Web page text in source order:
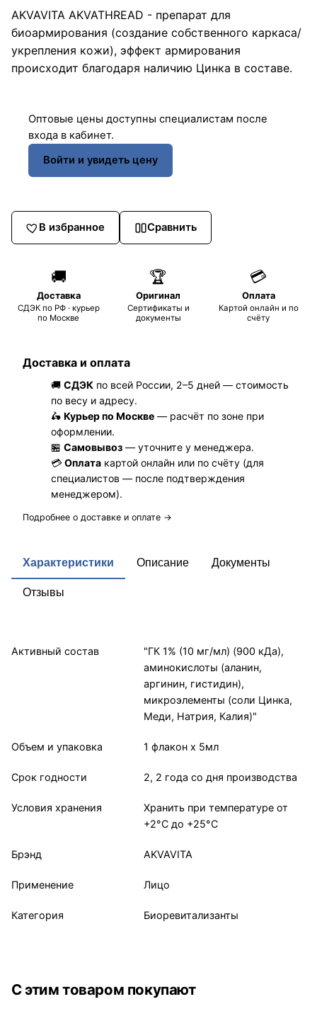
AKVAVITA AKVATHREAD - препарат для
биоармирования (создание собственного каркаса/
укрепления кожи), эффект армирования
происходит благодаря наличию Цинка в составе.
Оптовые цены доступны специалистам после
входа в кабинет.
Войти и увидеть цену
В избранное Сравнить
🚚
Доставка
СДЭК по РФ · курьер
по Москве
🏆
Оригинал
Сертификаты и
документы
💳
Оплата
Картой онлайн и по
счёту
Доставка и оплата
🚚 СДЭК по всей России, 2–5 дней — стоимость
по весу и адресу.
🛵 Курьер по Москве — расчёт по зоне при
оформлении.
🏪 Самовывоз — уточните у менеджера.
💳 Оплата картой онлайн или по счёту (для
специалистов — после подтверждения
менеджером).
Подробнее о доставке и оплате →
Характеристики Описание Документы
Отзывы
Активный состав
"ГК 1% (10 мг/мл) (900 кДа),
аминокислоты (аланин,
аргинин, гистидин),
микроэлементы (соли Цинка,
Меди, Натрия, Калия)"
Объем и упаковка 1 флакон х 5мл
Срок годности 2, 2 года со дня производства
Условия хранения
Хранить при температуре от
+2°С до +25°С
Брэнд AKVAVITA
Применение Лицо
Категория Биоревитализанты
С этим товаром покупают